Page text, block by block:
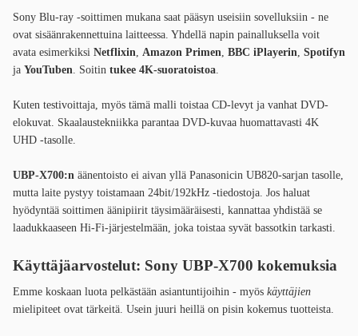
Sony Blu-ray -soittimen mukana saat pääsyn useisiin sovelluksiin - ne
ovat sisäänrakennettuina laitteessa. Yhdellä napin painalluksella voit
avata esimerkiksi Netflixin Amazon Primen BBC iPlayerin Spotifyn
ja YouTuben . Soitin tukee 4K-suoratoistoa
Kuten testivoittaja, myös tämä malli toistaa CD-levyt ja vanhat DVD-
elokuvat. Skaalaustekniikka parantaa DVD-kuvaa huomattavasti 4K
UHD -tasolle.
UBP-X700:n äänentoisto ei aivan yllä Panasonicin UB820-sarjan tasolle,
mutta laite pystyy toistamaan 24bit/192kHz -tiedostoja. Jos haluat
hyödyntää soittimen äänipiirit täysimääräisesti, kannattaa yhdistää se
laadukkaaseen Hi-Fi-järjestelmään, joka toistaa syvät bassotkin tarkasti.
Käyttäjäarvostelut: Sony UBP-X700 kokemuksia
Emme koskaan luota pelkästään asiantuntijoihin - myös käyttäjien
mielipiteet ovat tärkeitä. Usein juuri heillä on pisin kokemus tuotteista.